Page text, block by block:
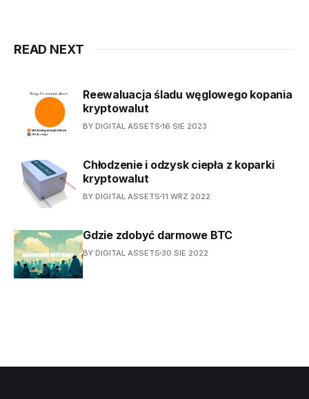
READ NEXT
Reewaluacja śladu węglowego kopania
kryptowalut
BY DIGITAL ASSETS 16 SIE 2023
Chłodzenie i odzysk ciepła z koparki
kryptowalut
BY DIGITAL ASSETS 11 WRZ 2022
Gdzie zdobyć darmowe BTC
BY DIGITAL ASSETS 30 SIE 2022